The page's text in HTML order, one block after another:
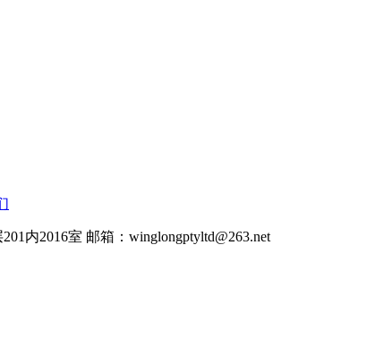
内2016室 邮箱：winglongptyltd@263.net